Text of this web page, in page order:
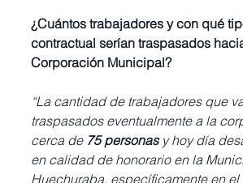
¿Cuántos trabajadores y con qué
contractual serían traspasados
Corporación Municipal?
“La cantidad de trabajadores que
traspasados eventualmente a la
cerca de 75 personas y hoy día
en calidad de honorario en la
Huechuraba, específicamente en el